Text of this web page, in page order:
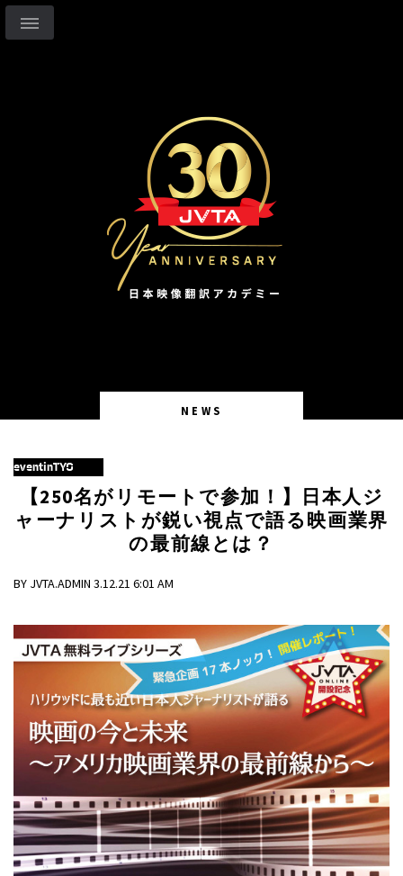
NEWS
eventinTYO
【250名がリモートで参加！】日本人ジ
ャーナリストが鋭い視点で語る映画業界
の最前線とは？
BY JVTA.ADMIN 3.12.21 6:01 AM